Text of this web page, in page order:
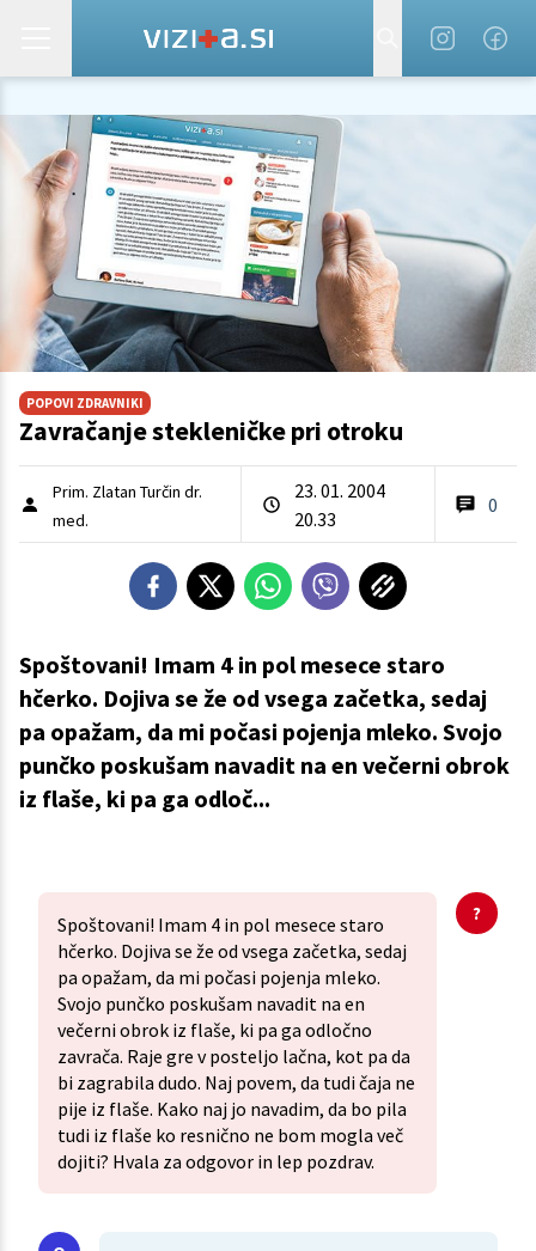
POPOVI ZDRAVNIKI
Zavračanje stekleničke pri otroku
Prim. Zlatan Turčin dr.
med.
23. 01. 2004
20.33
0
Spoštovani! Imam 4 in pol mesece staro
hčerko. Dojiva se že od vsega začetka, sedaj
pa opažam, da mi počasi pojenja mleko. Svojo
punčko poskušam navadit na en večerni obrok
iz flaše, ki pa ga odloč...
Spoštovani! Imam 4 in pol mesece staro
hčerko. Dojiva se že od vsega začetka, sedaj
pa opažam, da mi počasi pojenja mleko.
Svojo punčko poskušam navadit na en
večerni obrok iz flaše, ki pa ga odločno
zavrača. Raje gre v posteljo lačna, kot pa da
bi zagrabila dudo. Naj povem, da tudi čaja ne
pije iz flaše. Kako naj jo navadim, da bo pila
tudi iz flaše ko resnično ne bom mogla več
dojiti? Hvala za odgovor in lep pozdrav.